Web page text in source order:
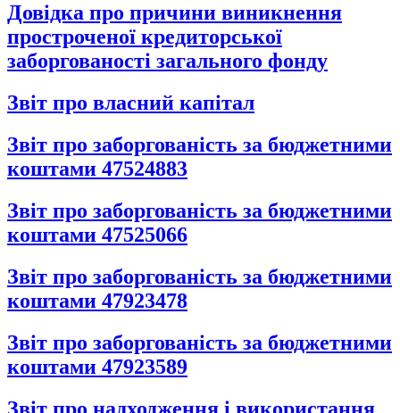
Довідка про причини виникнення
простроченої кредиторської
заборгованості загального фонду
Звіт про власний капітал
Звіт про заборгованість за бюджетними
коштами 47524883
Звіт про заборгованість за бюджетними
коштами 47525066
Звіт про заборгованість за бюджетними
коштами 47923478
Звіт про заборгованість за бюджетними
коштами 47923589